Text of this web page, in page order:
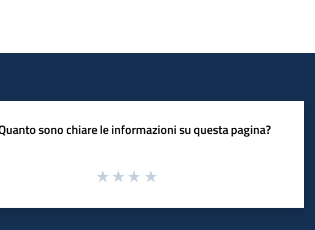
sono chiare le informazioni su questa pagina?